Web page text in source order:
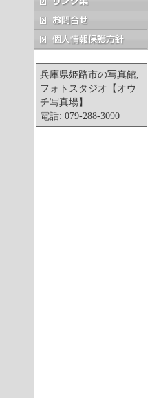
兵庫県姫路市の写真館,
フォトスタジオ【オウ
チ写真場】
電話: 079-288-3090